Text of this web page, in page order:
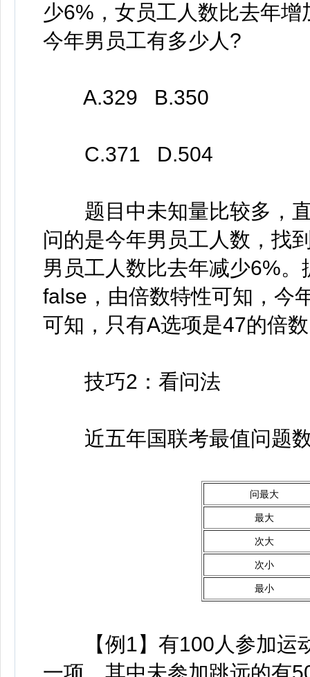
少6%，女员工人数比去年
今年男员工有多少人?
A.329 B.350
C.371 D.504
题目中未知量比较多，直
问的是今年男员工人数，找
男员工人数比去年减少6%
false，由倍数特性可知，今
可知，只有A选项是47的倍
技巧2：看问法
近五年国联考最值问题
问最大
最大
次大
次小
最小
【例1】有100人参加运